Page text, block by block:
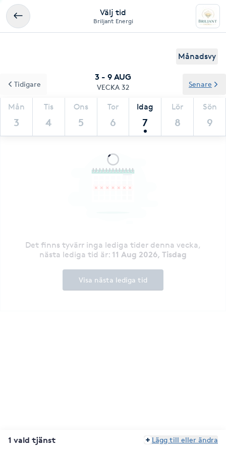
Välj tid
Briljant Energi
Månadsvy
3 - 9 AUG
VECKA 32
Mån
3
Tis
4
Ons
5
Tor
6
Idag
7
Lör
8
Sön
9
Tidigare Senare
Det finns tyvärr inga lediga tider denna vecka,
nästa lediga tid är: 11 Aug 2026, Tisdag
Visa nästa lediga tid
1 vald tjänst Lägg till eller ändra